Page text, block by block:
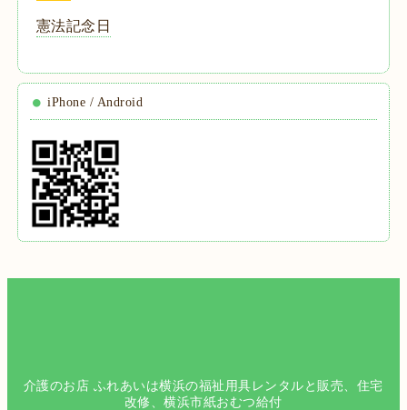
憲法記念日
iPhone / Android
介護のお店 ふれあいは横浜の福祉用具レンタルと販売、住宅
改修、横浜市紙おむつ給付